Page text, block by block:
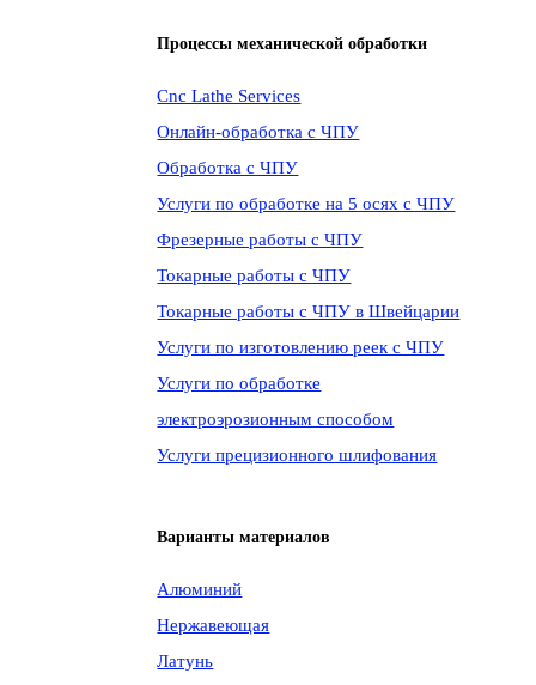
Процессы механической обработки
Cnc Lathe Services
Онлайн-обработка с ЧПУ
Обработка с ЧПУ
Услуги по обработке на 5 осях с ЧПУ
Фрезерные работы с ЧПУ
Токарные работы с ЧПУ
Токарные работы с ЧПУ в Швейцарии
Услуги по изготовлению реек с ЧПУ
Услуги по обработке
электроэрозионным способом
Услуги прецизионного шлифования
Варианты материалов
Алюминий
Нержавеющая
Латунь